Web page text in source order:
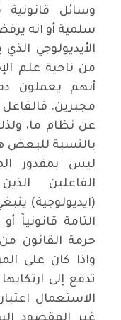
وسائل
سلمية أو انه يرفض
الأيديولوجي
من ناحية علم
أنهم يعملون
مجبرين. فالفاعل
عن نظام ما،
بالنسبة للبعض
ليس بمقدور
الفاعلين
(ايديولوجية)
التامة قانونياً
حرمة القانون
واذا كان على
تدفع إلى
الاستعمال